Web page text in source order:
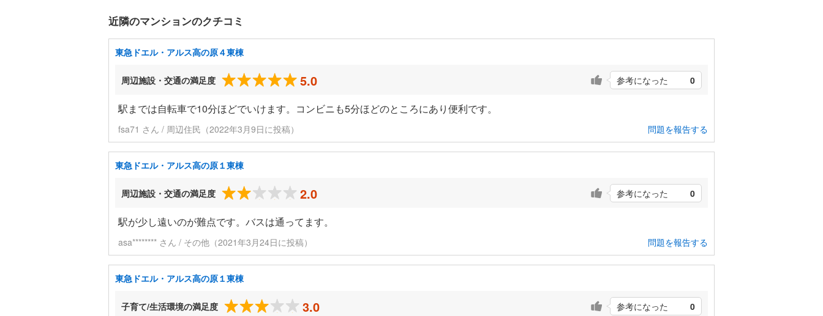
近隣のマンションのクチコミ
東急ドエル・アルス高の原４東棟
周辺施設・交通の満足度 5.0 参考になった 0
駅までは自転車で10分ほどでいけます。コンビニも5分ほどのところにあり便利です。
fsa71 さん / 周辺住民（2022年3月9日に投稿） 問題を報告する
東急ドエル・アルス高の原１東棟
周辺施設・交通の満足度 2.0 参考になった 0
駅が少し遠いのが難点です。バスは通ってます。
asa******** さん / その他（2021年3月24日に投稿） 問題を報告する
東急ドエル・アルス高の原１東棟
子育て/生活環境の満足度 3.0 参考になった 0